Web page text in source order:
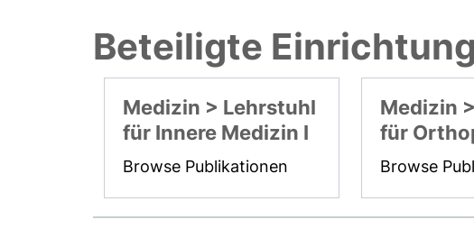
Beteiligte
Medizin > Lehrstuhl
für Innere Medizin I
Browse Publikationen
Medizin
für
Browse